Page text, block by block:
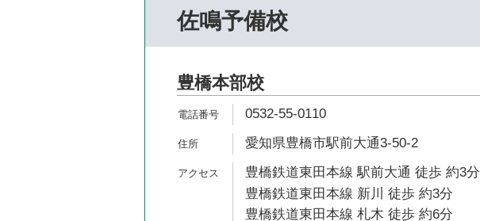
佐鳴予備校
豊橋本部校
0532-55-0110
愛知県豊橋市駅前大通3-50-2
豊橋鉄道東田本線 駅前大通 徒歩 約3分
豊橋鉄道東田本線 新川 徒歩 約3分
豊橋鉄道東田本線 札木 徒歩 約6分